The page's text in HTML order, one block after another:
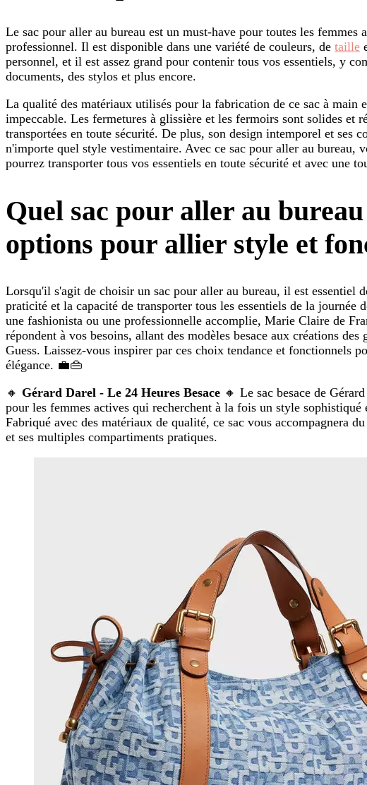
Le sac pour aller au bureau est un must-have pour toutes les
professionnel. Il est disponible dans une variété de couleurs, de taille
personnel, et il est assez grand pour contenir tous vos essentiels, y
documents, des stylos et plus encore.
La qualité des matériaux utilisés pour la fabrication de ce sac à main
impeccable. Les fermetures à glissière et les fermoirs sont solides et
transportées en toute sécurité. De plus, son design intemporel et ses
n'importe quel style vestimentaire. Avec ce sac pour aller au bureau,
pourrez transporter tous vos essentiels en toute sécurité et avec une
Quel sac pour aller au
options pour allier style et
Lorsqu'il s'agit de choisir un sac pour aller au bureau, il est essentiel
praticité et la capacité de transporter tous les essentiels de la journée
une fashionista ou une professionnelle accomplie, Marie Claire de
répondent à vos besoins, allant des modèles besace aux créations
Guess. Laissez-vous inspirer par ces choix tendance et fonctionnels
élégance. 💼👜
🔸 Gérard Darel - Le 24 Heures Besace 🔸 Le sac besace de
pour les femmes actives qui recherchent à la fois un style sophistiqué
Fabriqué avec des matériaux de qualité, ce sac vous accompagnera
et ses multiples compartiments pratiques.